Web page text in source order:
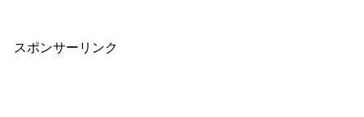
スポンサーリンク